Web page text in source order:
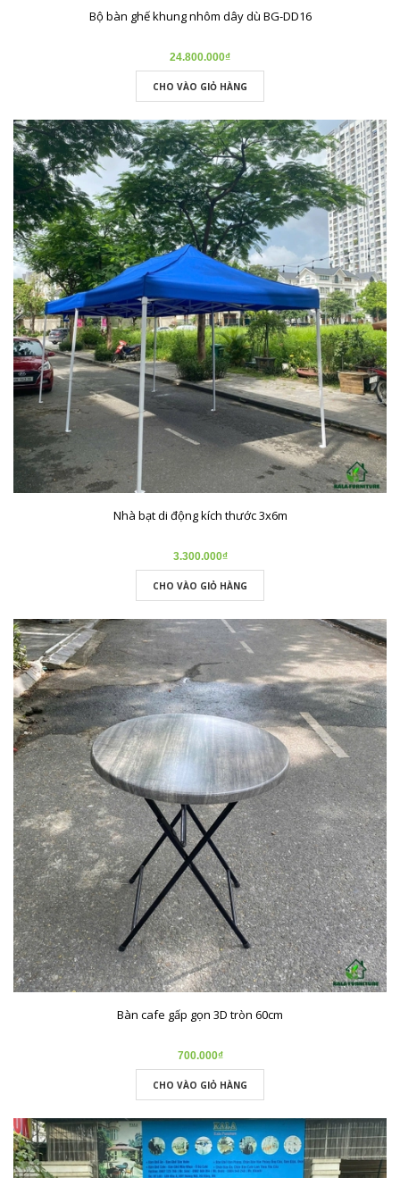
Bộ bàn ghế khung nhôm dây dù BG-DD16
24.800.000₫
CHO VÀO GIỎ HÀNG
Nhà bạt di động kích thước 3x6m
3.300.000₫
CHO VÀO GIỎ HÀNG
Bàn cafe gấp gọn 3D tròn 60cm
700.000₫
CHO VÀO GIỎ HÀNG